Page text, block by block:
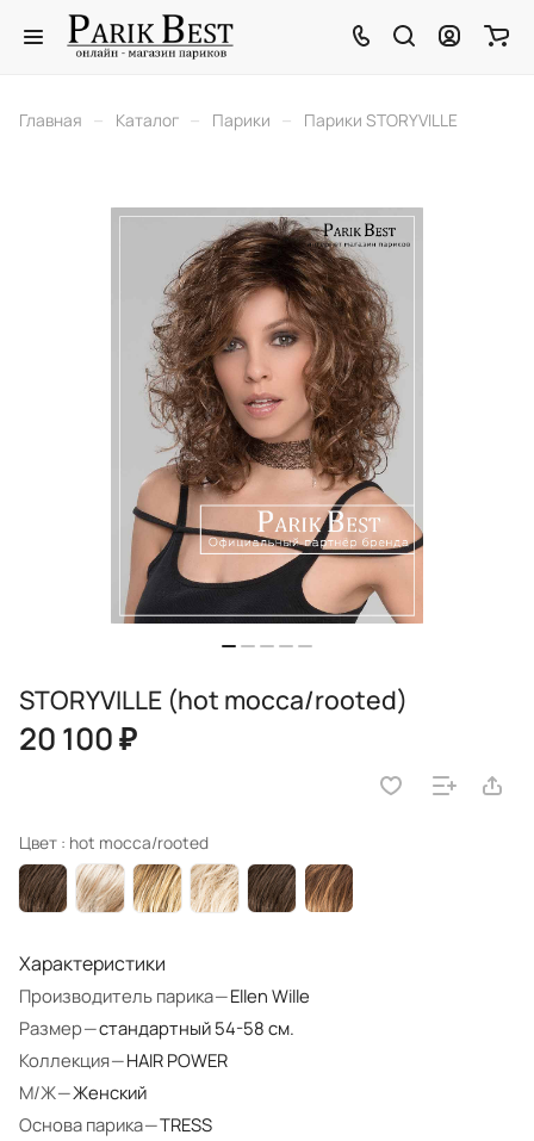
Главная – Каталог – Парики – Парики STORYVILLE
STORYVILLE (hot mocca/rooted)
20 100 ₽
Цвет : hot mocca/rooted
Характеристики
Производитель парика—Ellen Wille
Размер—стандартный 54-58 см.
Коллекция—HAIR POWER
М/Ж—Женский
Основа парика—TRESS